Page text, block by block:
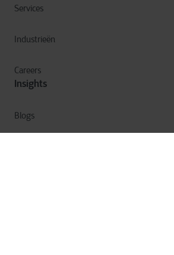
Services
Industrieën
Careers
Insights
Blogs